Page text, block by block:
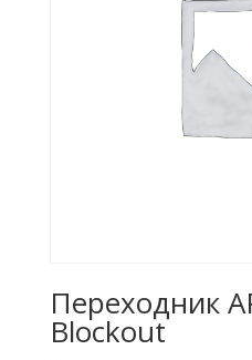
Переходник
Blockout